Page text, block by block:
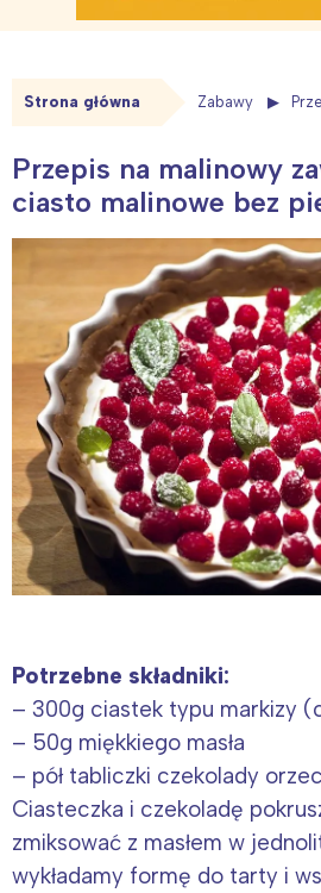
Strona główna Zabawy
Przepis na malinowy
ciasto malinowe bez
Potrzebne składniki:
– 300g ciastek typu markizy
– 50g miękkiego masła
– pół tabliczki czekolady
Ciasteczka i czekoladę
zmiksować z masłem w
wykładamy formę do tarty i